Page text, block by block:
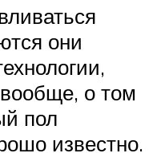
они
о том
пол
известно.